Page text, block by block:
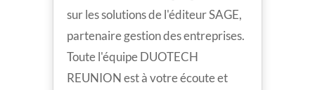
sur les solutions de l'éditeur SAGE,
partenaire gestion des entreprises.
Toute l'équipe DUOTECH
REUNION est à votre écoute et